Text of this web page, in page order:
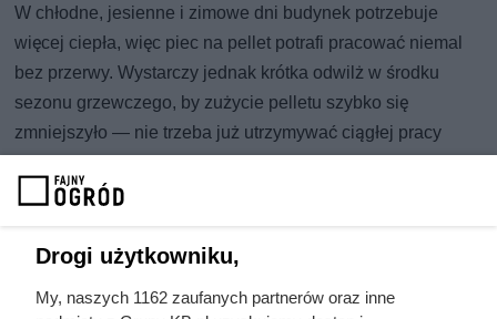
W chłodne, jesienne i zimowe dni budynek potrzebuje
więcej ciepła, więc piec na pellet potrafi pracować niemal
bez przerwy. Wystarczy jednak krótka odwilż w środku
sezonu grzewczego, by zużycie pelletu szybko się
zmniejszyło — nie trzeba już utrzymywać ciągłej pracy
urządzenia, aby zachować komfortową temperaturę w
domu.
Przyjmijmy, że roczne zapotrzebowanie na energię do
ogrzewania wynosi 90 kWh/m 2/rok, a ogrzewana
Drogi użytkowniku,
My, naszych 1162 zaufanych partnerów oraz inne